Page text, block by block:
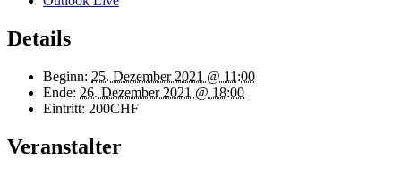
Details
Beginn: 25. Dezember 2021 @ 11:00
Ende: 26. Dezember 2021 @ 18:00
Eintritt: 200CHF
Veranstalter